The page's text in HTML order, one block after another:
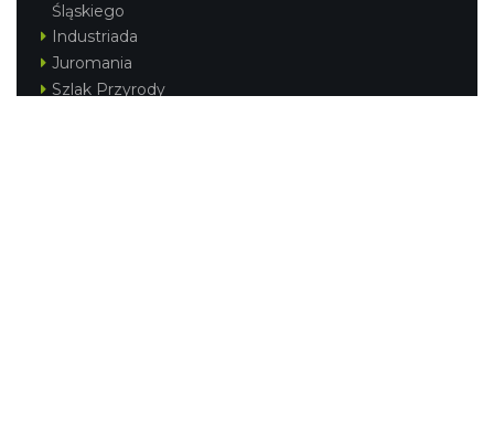
Śląskiego
Industriada
Juromania
Szlak Przyrody